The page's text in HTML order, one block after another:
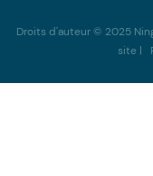
Droits d'auteur © 2025
site |